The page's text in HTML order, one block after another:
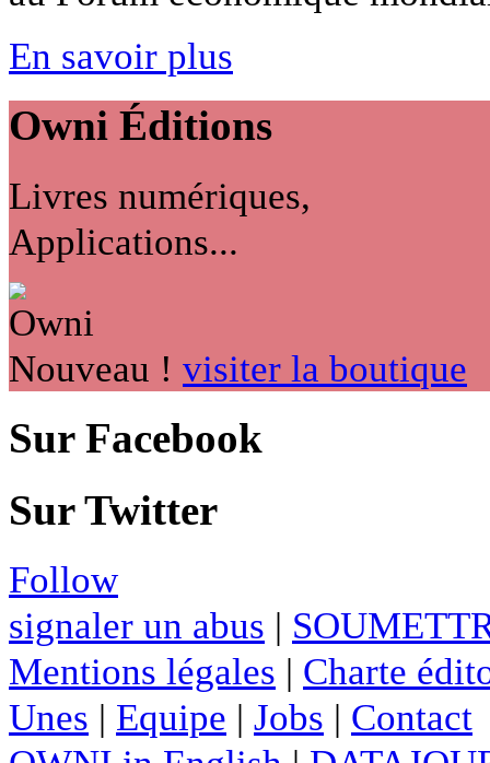
En savoir plus
Owni Éditions
Livres numériques,
Applications...
Nouveau ! visiter la boutique
Sur Facebook
Sur Twitter
Follow
signaler un abus |
Mentions légales | Charte
Unes | Equipe | Jobs | Contact